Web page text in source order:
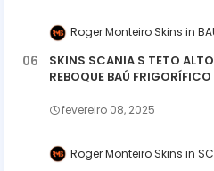
Roger Monteiro Skins
SKINS SCANIA S TETO
REBOQUE BAÚ FRIGORÍFICO
fevereiro 08, 2025
Roger Monteiro Skins